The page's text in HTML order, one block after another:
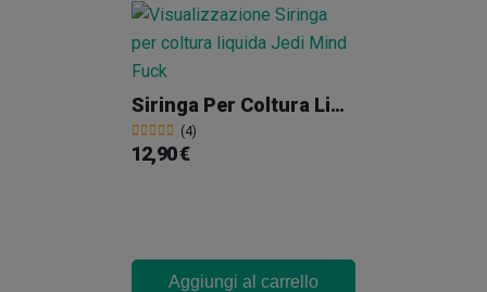
Siringa Per Coltura Liquida Jedi Mind Fuck
(4)
12,90 €
Aggiungi al carrello